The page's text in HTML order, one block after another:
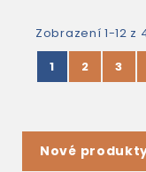
Zobrazení 1-12 z
1
2 3
Nové